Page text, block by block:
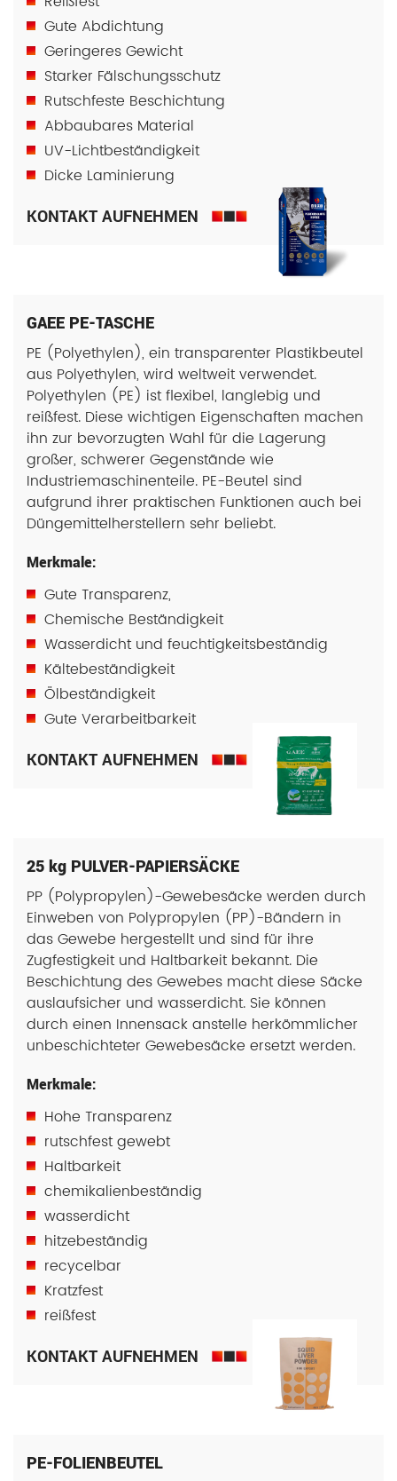
Gute Abdichtung
Geringeres Gewicht
Starker Fälschungsschutz
Rutschfeste Beschichtung
Abbaubares Material
UV-Lichtbeständigkeit
Dicke Laminierung
KONTAKT AUFNEHMEN
GAEE PE-TASCHE
PE (Polyethylen), ein transparenter Plastikbeutel
aus Polyethylen, wird weltweit verwendet.
Polyethylen (PE) ist flexibel, langlebig und
reißfest. Diese wichtigen Eigenschaften machen
ihn zur bevorzugten Wahl für die Lagerung
großer, schwerer Gegenstände wie
Industriemaschinenteile. PE-Beutel sind
aufgrund ihrer praktischen Funktionen auch bei
Düngemittelherstellern sehr beliebt.
Merkmale:
Gute Transparenz,
Chemische Beständigkeit
Wasserdicht und feuchtigkeitsbeständig
Kältebeständigkeit
Ölbeständigkeit
Gute Verarbeitbarkeit
KONTAKT AUFNEHMEN
25 kg PULVER-PAPIERSÄCKE
PP (Polypropylen)-Gewebesäcke werden durch
Einweben von Polypropylen (PP)-Bändern in
das Gewebe hergestellt und sind für ihre
Zugfestigkeit und Haltbarkeit bekannt. Die
Beschichtung des Gewebes macht diese Säcke
auslaufsicher und wasserdicht. Sie können
durch einen Innensack anstelle herkömmlicher
unbeschichteter Gewebesäcke ersetzt werden.
Merkmale:
Hohe Transparenz
rutschfest gewebt
Haltbarkeit
chemikalienbeständig
wasserdicht
hitzebeständig
recycelbar
Kratzfest
reißfest
KONTAKT AUFNEHMEN
PE-FOLIENBEUTEL